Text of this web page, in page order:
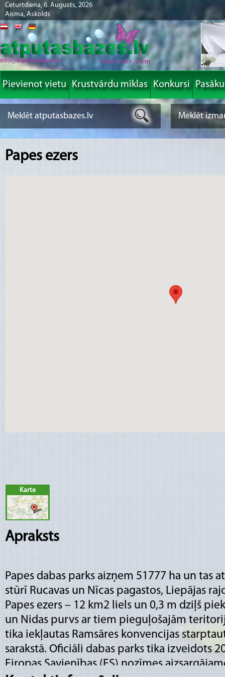
Ceturtdiena, 6. Augusts, 2026
Aisma, Askolds
info@atputasbazes.lv
Pievienot vietu Krustvārdu mīklas Konkursi
Papes ezers
Karte
Apraksts
Papes dabas parks aizņem 51777 ha un tas
stūrī Rucavas un Nīcas pagastos, Liepājas
Papes ezers – 12 km2 liels un 0,3 m dziļš
un Nidas purvs ar tiem pieguļošajām
tika iekļautas Ramsāres konvencijas
sarakstā. Oficiāli dabas parks tika izveidots
Eiropas Savienības (ES) nozīmes